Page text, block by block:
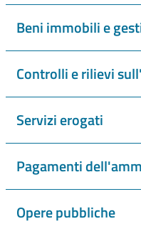
Beni immobili e
Controlli e rilievi
Servizi erogati
Pagamenti
Opere pubbliche